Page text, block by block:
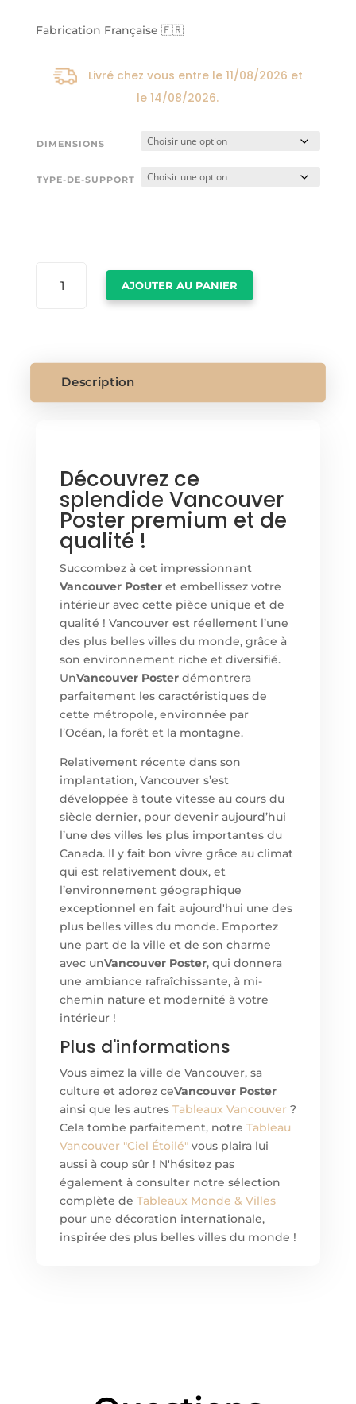
Fabrication Française 🇫🇷
Livré chez vous entre le 11/08/2026 et
le14/08/2026.
DIMENSIONS
TYPE-DE-SUPPORT
AJOUTER AU PANIER
Description
Découvrez ce
splendide Vancouver
Poster premium et de
qualité !
Succombez à cet impressionnant
Vancouver Posteret embellissez votre
intérieur avec cette pièce unique et de
qualité ! Vancouver est réellement l’une
des plus belles villes du monde, grâce à
son environnement riche et diversifié.
UnVancouver Posterdémontrera
parfaitement les caractéristiques de
cette métropole, environnée par
l’Océan, la forêt et la montagne.
Relativement récente dans son
implantation, Vancouver s’est
développée à toute vitesse au cours du
siècle dernier, pour devenir aujourd’hui
l’une des villes les plus importantes du
Canada. Il y fait bon vivre grâce au climat
qui est relativement doux, et
l’environnement géographique
exceptionnel en fait aujourd'hui une des
plus belles villes du monde. Emportez
une part de la ville et de son charme
avec unVancouver Poster, qui donnera
une ambiance rafraîchissante, à mi-
chemin nature et modernité à votre
intérieur !
Plus d'informations
Vous aimez la ville de Vancouver, sa
culture et adorez ceVancouver Poster
ainsi que les autres Tableaux Vancouver ?
Cela tombe parfaitement, notre Tableau
Vancouver "Ciel Étoilé"vous plaira lui
aussi à coup sûr ! N'hésitez pas
également à consulter notre sélection
complète de Tableaux Monde & Villes
pour une décoration internationale,
inspirée des plus belles villes du monde !